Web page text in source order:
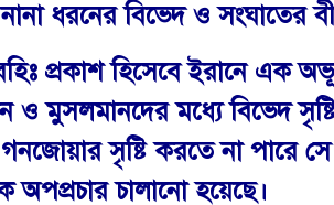
ধরনের বিভেদ ও সংঘাতের
প্রকাশ হিসেবে ইরানে এক
মুসলমানদের মধ্যে বিভেদ
সৃষ্টি করতে না পারে সে
চালানো হয়েছে।